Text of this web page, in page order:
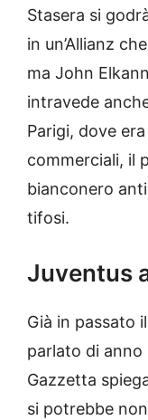
Stasera si
in un’Allianz
ma John
intravede
Parigi, dove
commerciali, il
bianconero
tifosi.
Juventus
Già in passato
parlato di anno
Gazzetta
si potrebbe